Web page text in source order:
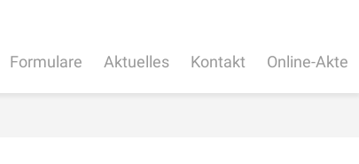
Formulare Aktuelles Kontakt Online-Akte